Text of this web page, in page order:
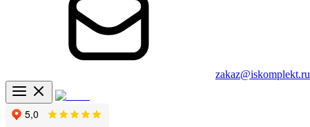
zakaz@iskomplekt.ru